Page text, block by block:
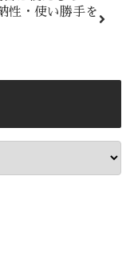
性・使い勝手を